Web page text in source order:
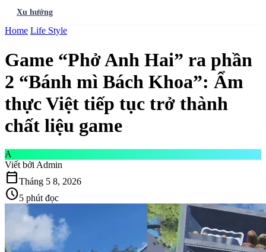
Xu hướng
Trang chủẨm thực
KÝ NGAY
Home Life Style
Game “Phở Anh Hai” ra phần
2 “Bánh mì Bách Khoa”: Ẩm
thực Việt tiếp tục trở thành
chất liệu game
A
Viết bởi Admin
calendar_todayTháng 5 8, 2026
schedule5 phút đọc